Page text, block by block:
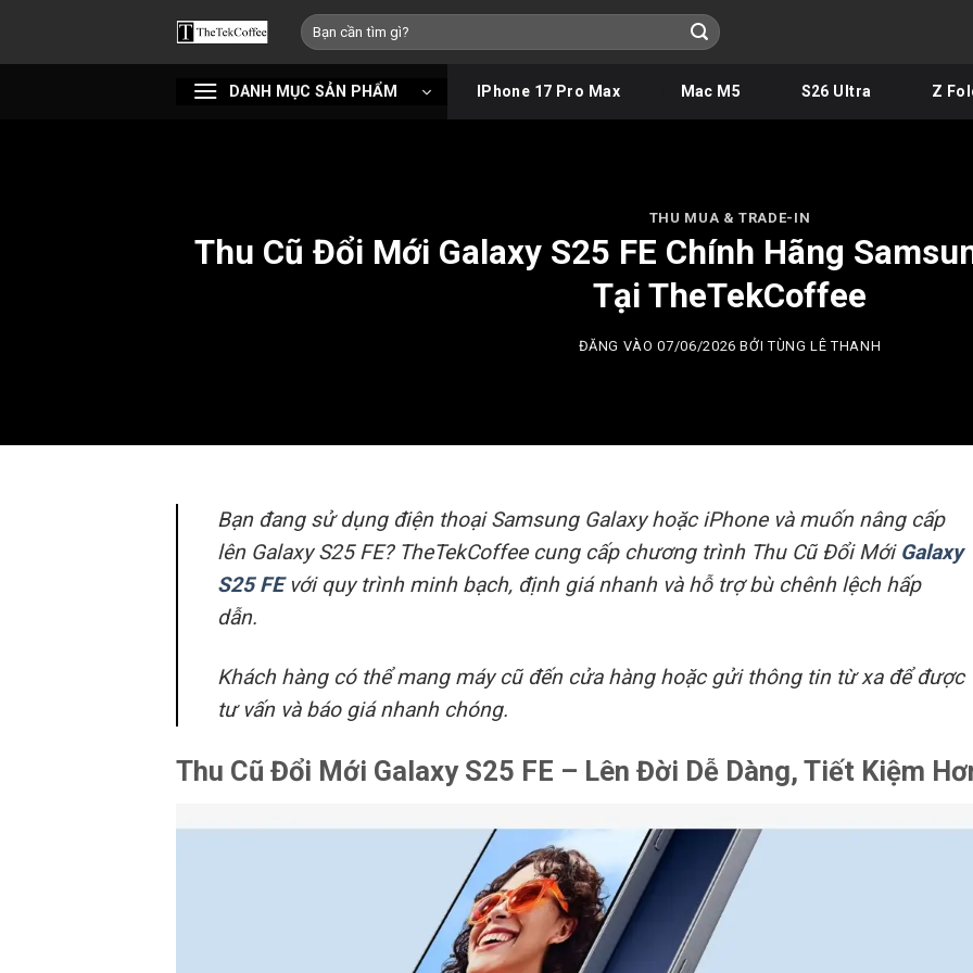
nội
Tìm
kiếm:
DANH MỤC SẢN PHẨM IPhone 17 Pro Max Mac M5 S26 Ultra Z
THU MUA & TRADE-IN
Thu Cũ Đổi Mới Galaxy S25 FE Chính Hãng
Tại TheTekCoffee
ĐĂNG VÀO07/06/2026 BỞITÙNG LÊ THANH
Bạn đang sử dụng điện thoại Samsung Galaxy hoặc iPhone và muốn nâng cấp
lên Galaxy S25 FE? TheTekCoffee cung cấp chương trình Thu Cũ Đổi Mới Galaxy
S25 FEvới quy trình minh bạch, định giá nhanh và hỗ trợ bù chênh lệch hấp
dẫn.
Khách hàng có thể mang máy cũ đến cửa hàng hoặc gửi thông tin từ xa để được
tư vấn và báo giá nhanh chóng.
Thu Cũ Đổi Mới Galaxy S25 FE – Lên Đời Dễ Dàng, Tiết Kiệm